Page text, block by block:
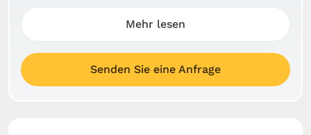
Mehr lesen
Senden Sie eine Anfrage